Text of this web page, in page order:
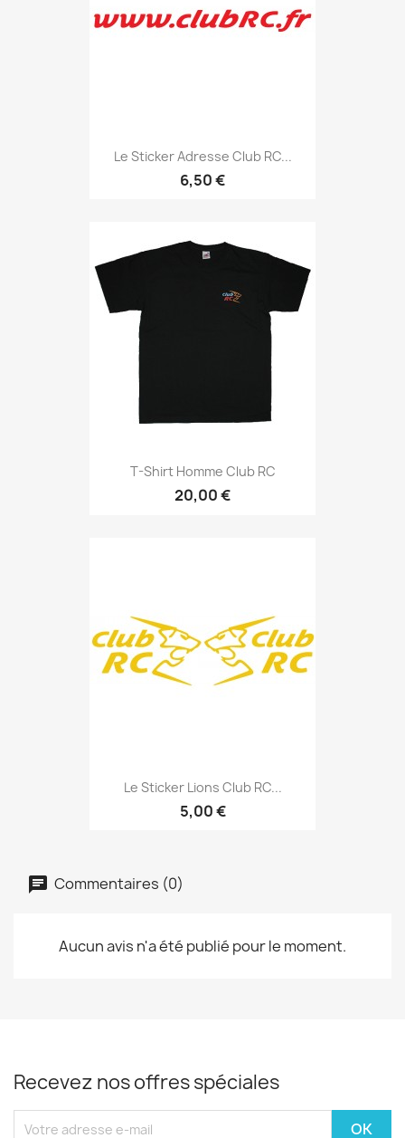
Le Sticker Adresse Club RC...
6,50 €
T-Shirt Homme Club RC
20,00 €
Le Sticker Lions Club RC...
5,00 €
Commentaires (0)
Aucun avis n'a été publié pour le moment.
Recevez nos offres spéciales